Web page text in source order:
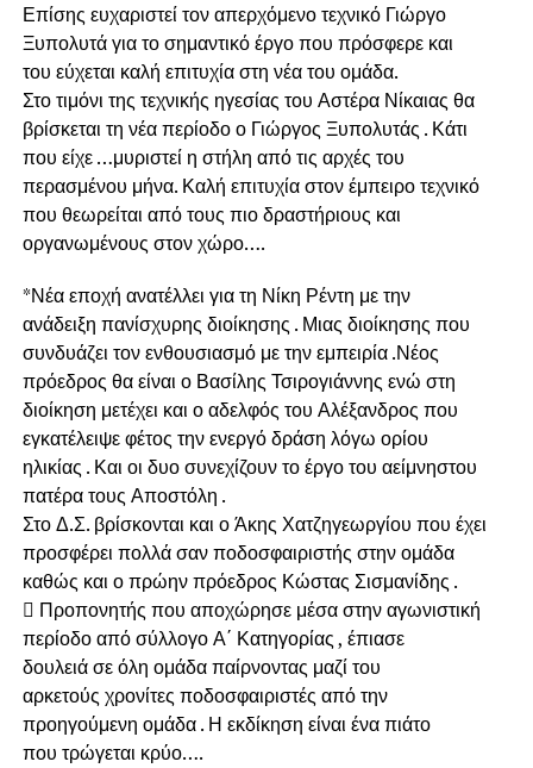
Επίσης ευχαριστεί τον απερχόμενο τεχνικό Γιώργο
Ξυπολυτά για το σημαντικό έργο που πρόσφερε και
του εύχεται καλή επιτυχία στη νέα του ομάδα.
Στο τιμόνι της τεχνικής ηγεσίας του Αστέρα Νίκαιας θα
βρίσκεται τη νέα περίοδο ο Γιώργος Ξυπολυτάς . Κάτι
που είχε …μυριστεί η στήλη από τις αρχές του
περασμένου μήνα. Καλή επιτυχία στον έμπειρο τεχνικό
που θεωρείται από τους πιο δραστήριους και
οργανωμένους στον χώρο….
*Νέα εποχή ανατέλλει για τη Νίκη Ρέντη με την
ανάδειξη πανίσχυρης διοίκησης . Μιας διοίκησης που
συνδυάζει τον ενθουσιασμό με την εμπειρία .Νέος
πρόεδρος θα είναι ο Βασίλης Τσιρογιάννης ενώ στη
διοίκηση μετέχει και ο αδελφός του Αλέξανδρος που
εγκατέλειψε φέτος την ενεργό δράση λόγω ορίου
ηλικίας . Και οι δυο συνεχίζουν το έργο του αείμνηστου
πατέρα τους Αποστόλη .
Στο Δ.Σ. βρίσκονται και ο Άκης Χατζηγεωργίου που έχει
προσφέρει πολλά σαν ποδοσφαιριστής στην ομάδα
καθώς και ο πρώην πρόεδρος Κώστας Σισμανίδης .
 Προπονητής που αποχώρησε μέσα στην αγωνιστική
περίοδο από σύλλογο Α΄ Κατηγορίας , έπιασε
δουλειά σε όλη ομάδα παίρνοντας μαζί του
αρκετούς χρονίτες ποδοσφαιριστές από την
προηγούμενη ομάδα . Η εκδίκηση είναι ένα πιάτο
που τρώγεται κρύο….